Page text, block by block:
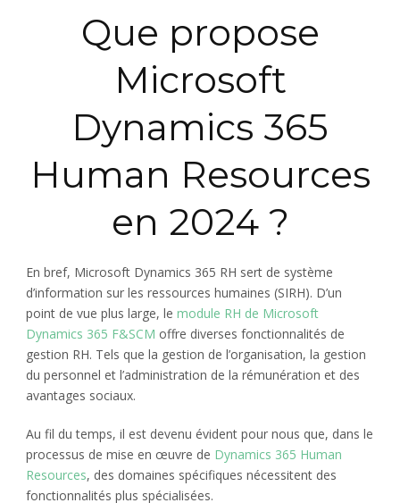
Que propose
Microsoft
Dynamics 365
Human Resources
en 2024 ?
En bref, Microsoft Dynamics 365 RH sert de système
d’information sur les ressources humaines (SIRH). D’un
point de vue plus large, le module RH de Microsoft
Dynamics 365 F&SCM offre diverses fonctionnalités de
gestion RH. Tels que la gestion de l’organisation, la gestion
du personnel et l’administration de la rémunération et des
avantages sociaux.
Au fil du temps, il est devenu évident pour nous que, dans le
processus de mise en œuvre de Dynamics 365 Human
Resources, des domaines spécifiques nécessitent des
fonctionnalités plus spécialisées.